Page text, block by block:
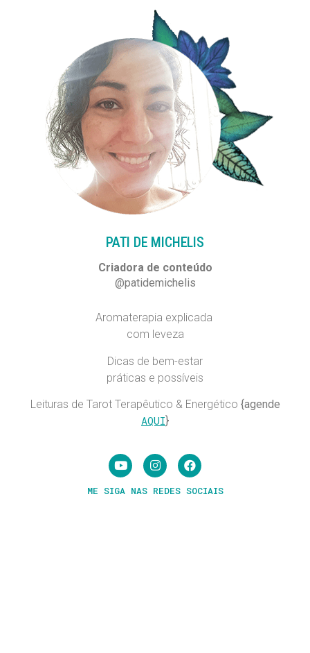
PATI DE MICHELIS​
Criadora de conteúdo
@patidemichelis
Aromaterapia explicada
com leveza
Dicas de bem-estar
práticas e possíveis
Leituras de Tarot Terapêutico & Energético {agende
AQUI}
ME SIGA NAS REDES SOCIAIS